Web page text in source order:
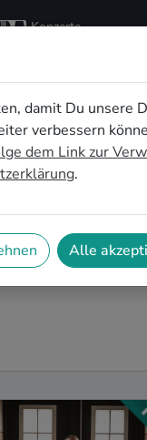
Konzerte
Live-
Du
damit Du unsere
verbessern
dem Link zur
.
Alle